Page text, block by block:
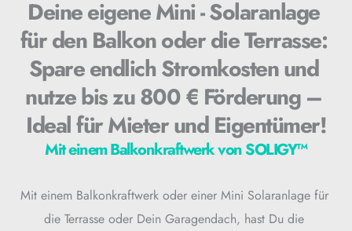
Deine eigene Mini - Solaranlage
für den Balkon oder die Terrasse:
Spare endlich Stromkosten und
nutze bis zu 800 € Förderung –
Ideal für Mieter und Eigentümer!
Mit einem Balkonkraftwerk von SOLIGY™
Mit einem Balkonkraftwerk oder einer Mini Solaranlage für
die Terrasse oder Dein Garagendach, hast Du die